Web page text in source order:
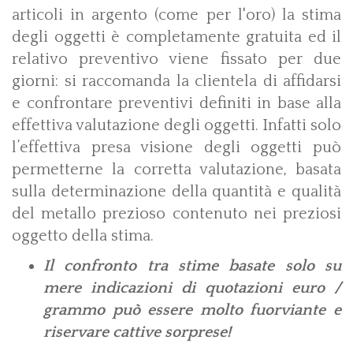
articoli in argento (come per l'oro) la stima
degli oggetti è completamente gratuita ed il
relativo preventivo viene fissato per due
giorni: si raccomanda la clientela di affidarsi
e confrontare preventivi definiti in base alla
effettiva valutazione degli oggetti. Infatti solo
l’effettiva presa visione degli oggetti può
permetterne la corretta valutazione, basata
sulla determinazione della quantità e qualità
del metallo prezioso contenuto nei preziosi
oggetto della stima.
­­Il confronto tra stime basate solo su
mere indicazioni di quotazioni euro /
grammo può essere molto fuorviante e
riservare cattive sorprese!